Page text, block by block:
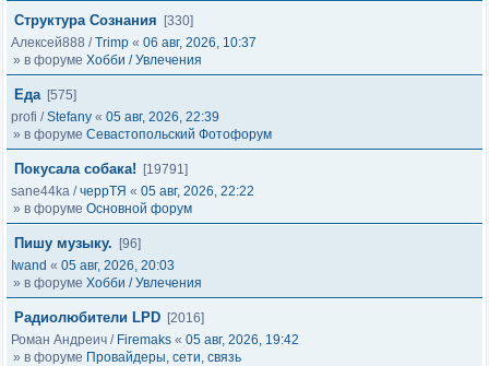
Структура Сознания
[330]
Алексей888 /Trimp « 06 авг, 2026, 10:37
» в форуме Хобби / Увлечения
Еда [575]
profi /Stefany « 05 авг, 2026, 22:39
» в форуме Севастопольский Фотофорум
Покусала собака!
[19791]
sane44ka /черрТЯ « 05 авг, 2026, 22:22
» в форуме Основной форум
Пишу музыку.
[96]
Iwand « 05 авг, 2026, 20:03
» в форуме Хобби / Увлечения
Радиолюбители LPD [2016]
Роман Андреич / Firemaks « 05 авг, 2026, 19:42
» в форуме Провайдеры, сети, связь